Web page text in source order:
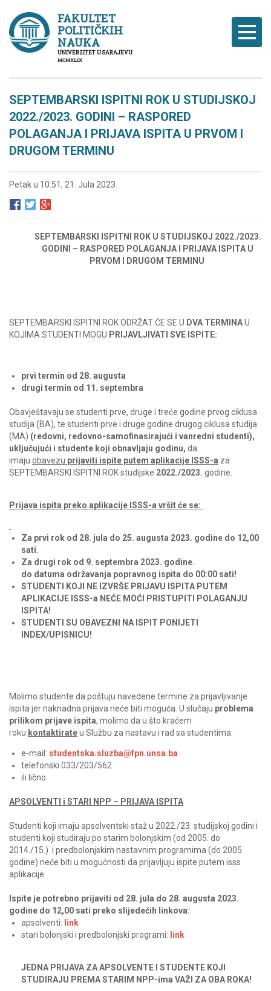
FAKULTET
POLITIČKIH
NAUKA
UNIVERZITET U SARAJEVU
MCMXLIX
SEPTEMBARSKI ISPITNI ROK U STUDIJSKOJ
2022./2023. GODINI – RASPORED
POLAGANJA I PRIJAVA ISPITA U PRVOM I
DRUGOM TERMINU
Petak u 10:51, 21. Jula 2023.
SEPTEMBARSKI ISPITNI ROK U STUDIJSKOJ 2022./2023.
GODINI – RASPORED POLAGANJA I PRIJAVA ISPITA U
PRVOM I DRUGOM TERMINU
SEPTEMBARSKI ISPITNI ROK ODRŽAT ĆE SE U DVA TERMINAU
KOJIMA STUDENTI MOGU PRIJAVLJIVATI SVE ISPITE:
prvi termin od 28. augusta
drugi termin od 11. septembra
Obavještavaju se studenti prve, druge i treće godine prvog ciklusa
studija (BA), te studenti prve i druge godine drugog ciklusa studija
(MA) (redovni, redovno-samofinasirajući i vanredni studenti),
uključujući i studente koji obnavljaju godinu, da
imaju obavezu prijaviti ispite putem aplikacije ISSS-a za
SEPTEMBARSKI ISPITNI ROK studijske 2022./2023. godine.
Prijava ispita preko aplikacije ISSS-a vršit će se:
Za prvi rok od 28. jula do 25. augusta 2023. godine do 12,00
sati.
Za drugi rok od 9. septembra 2023. godine.
do datuma održavanja popravnog ispita do 00:00 sati!
STUDENTI KOJI NE IZVRŠE PRIJAVU ISPITA PUTEM
APLIKACIJE ISSS-a NEĆE MOĆI PRISTUPITI POLAGANJU
ISPITA!
STUDENTI SU OBAVEZNI NA ISPIT PONIJETI
INDEX/UPISNICU!
Molimo studente da poštuju navedene termine za prijavljivanje
ispita jer naknadna prijava neće biti moguća. U slučaju problema
prilikom prijave ispita, molimo da u što kraćem
roku kontaktirateu Službu za nastavu i rad sa studentima:
e-mail: studentska.sluzba@fpn.unsa.ba
telefonski 033/203/562
ili lično.
APSOLVENTI i STARI NPP – PRIJAVA ISPITA
Studenti koji imaju apsolventski staž u 2022./23. studijskoj godini i
studenti koji studiraju po starim bolonjskim (od 2005. do
2014./15.) i predbolonjskim nastavnim programima (do 2005.
godine) neće biti u mogućnosti da prijavljuju ispite putem isss
aplikacije.
Ispite je potrebno prijaviti od 28. jula do 28. augusta 2023.
godine do 12,00 sati preko slijedećih linkova:
apsolventi: link
stari bolonjski i predbolonjski programi: link
JEDNA PRIJAVA ZA APSOLVENTE I STUDENTE KOJI
STUDIRAJU PREMA STARIM NPP-ima VAŽI ZA OBA ROKA!